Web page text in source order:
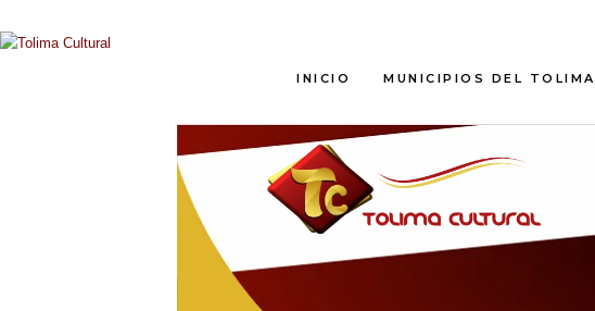
INICIO MUNICIPIOS DEL TOLIMA